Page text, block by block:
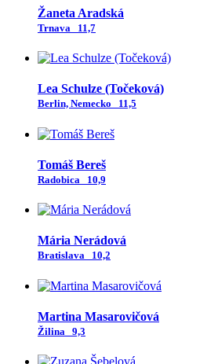
Žaneta Aradská
Trnava 11,7
Lea Schulze (Točeková)
Berlin, Nemecko 11,5
Tomáš Bereš
Radobica 10,9
Mária Nerádová
Bratislava 10,2
Martina Masarovičová
Žilina 9,3